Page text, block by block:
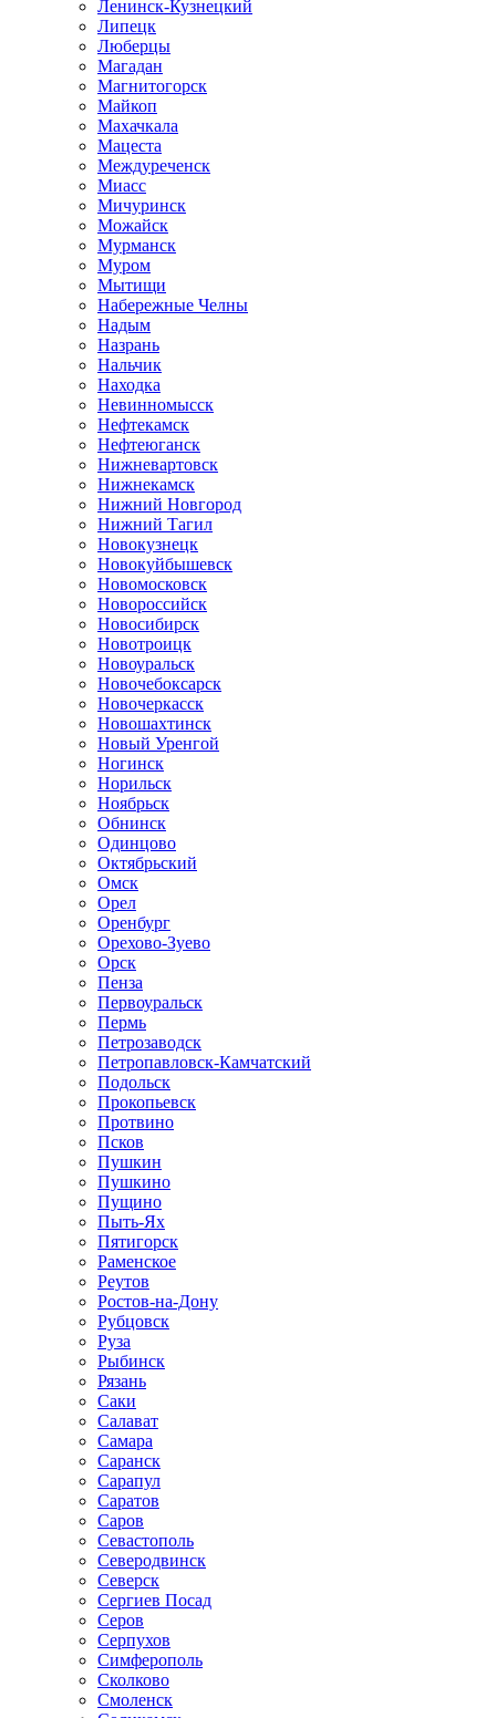
Ленинск-Кузнецкий
Липецк
Люберцы
Магадан
Магнитогорск
Майкоп
Махачкала
Мацеста
Междуреченск
Миасс
Мичуринск
Можайск
Мурманск
Муром
Мытищи
Набережные Челны
Надым
Назрань
Нальчик
Находка
Невинномысск
Нефтекамск
Нефтеюганск
Нижневартовск
Нижнекамск
Нижний Новгород
Нижний Тагил
Новокузнецк
Новокуйбышевск
Новомосковск
Новороссийск
Новосибирск
Новотроицк
Новоуральск
Новочебоксарск
Новочеркасск
Новошахтинск
Новый Уренгой
Ногинск
Норильск
Ноябрьск
Обнинск
Одинцово
Октябрьский
Омск
Орел
Оренбург
Орехово-Зуево
Орск
Пенза
Первоуральск
Пермь
Петрозаводск
Петропавловск-Камчатский
Подольск
Прокопьевск
Протвино
Псков
Пушкин
Пушкино
Пущино
Пыть-Ях
Пятигорск
Раменское
Реутов
Ростов-на-Дону
Рубцовск
Руза
Рыбинск
Рязань
Саки
Салават
Самара
Саранск
Сарапул
Саратов
Саров
Севастополь
Северодвинск
Северск
Сергиев Посад
Серов
Серпухов
Симферополь
Сколково
Смоленск